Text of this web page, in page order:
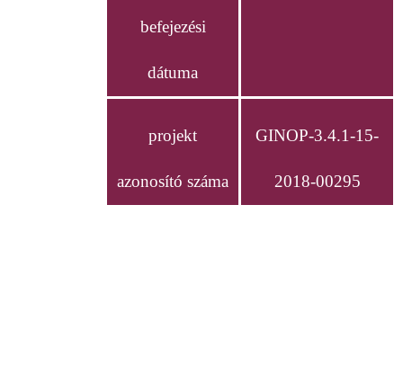
befejezési
dátuma
projekt
azonosító száma
GINOP-3.4.1-15-
2018-00295